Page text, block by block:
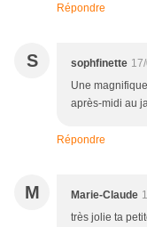
Répondre
S sophfinette
Une
après-midi au
Répondre
M Marie-Claude
très jolie ta